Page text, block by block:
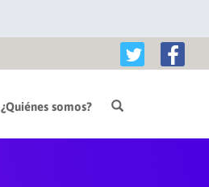
¿Quiénes somos?